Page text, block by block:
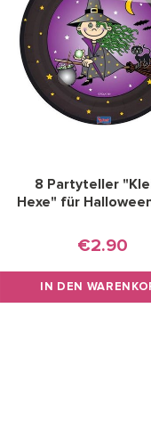
8 Partyteller
Hexe" für
€2.90
IN DEN